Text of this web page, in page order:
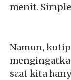
menit.
Namun,
saat kita